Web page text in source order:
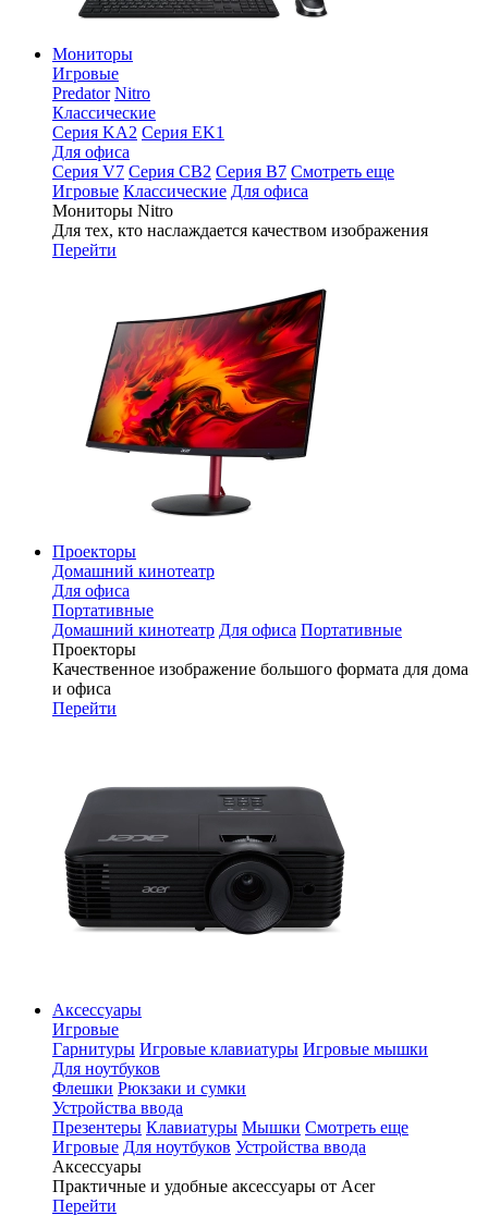
Мониторы
Игровые
Predator Nitro
Классические
Серия KA2 Серия EK1
Для офиса
Серия V7 Серия CB2 Серия B7 Смотреть еще
Игровые Классические Для офиса
Мониторы Nitro
Для тех, кто наслаждается качеством изображения
Перейти
Проекторы
Домашний кинотеатр
Для офиса
Портативные
Домашний кинотеатр Для офиса Портативные
Проекторы
Качественное изображение большого формата для дома
и офиса
Перейти
Аксессуары
Игровые
Гарнитуры Игровые клавиатуры Игровые мышки
Для ноутбуков
Флешки Рюкзаки и сумки
Устройства ввода
Презентеры Клавиатуры Мышки Смотреть еще
Игровые Для ноутбуков Устройства ввода
Аксессуары
Практичные и удобные аксессуары от Acer
Перейти